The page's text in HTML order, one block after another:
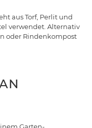
aus Torf, Perlit und
verwendet. Alternativ
oder Rindenkompost